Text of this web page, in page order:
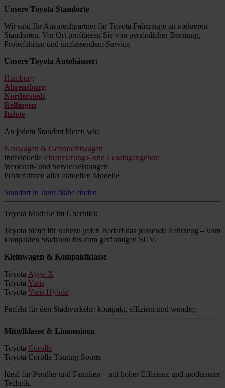
Unsere Toyota Standorte
Wir sind Ihr Ansprechpartner für Toyota Fahrzeuge an mehreren
Standorten. Vor Ort profitieren Sie von persönlicher Beratung,
Probefahrten und umfassendem Service.
Unsere Toyota Autohäuser:
Hamburg
Ahrensburg
Norderstedt
Rellingen
Itzhoe
An jedem Standort bieten wir:
Neuwagen & Gebrauchtwagen
Individuelle Finanzierungs- und Leasingangebote
Werkstatt- und Serviceleistungen
Probefahrten aller aktuellen Modelle
Standort in Ihrer Nähe finden
Toyota Modelle im Überblick
Toyota bietet für nahezu jeden Bedarf das passende Fahrzeug – vom
kompakten Stadtauto bis zum geräumigen SUV.
Kleinwagen & Kompaktklasse
Toyota Aygo X
Toyota Yaris
Toyota Yaris Hybrid
Perfekt für den Stadtverkehr: kompakt, effizient und wendig.
Mittelklasse & Limousinen
Toyota Corolla
Toyota Corolla Touring Sports
Ideal für Pendler und Familien – mit hoher Effizienz und modernster
Technik.